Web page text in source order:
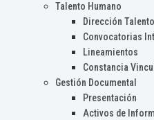
Talento Humano
Dirección
Convocatorias
Lineamientos
Constancia
Gestión Documental
Presentación
Activos de